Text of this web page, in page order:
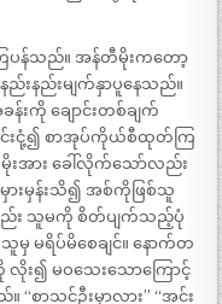
ြပန်သည်။ အန်တီမိုးကတော့
ည်းနည်းမျက်နှာပူနေသည်။
ကို ချောင်းတစ်ချက်
းငုံ့၍ စာအုပ်ကိုယ်စီထုတ်ကြ
းအား ခေါ်လိုက်သော်လည်း
ားမှန်းသိ၍ အစ်ကိုဖြစ်သူ
း သူမကို စိတ်ပျက်သည့်ပုံ
မရိပ်မိစေချင်။ နောက်တ
း၍ မဝသေးသောကြောင့်
စာသင်ဦးမှာလား” “အင်း